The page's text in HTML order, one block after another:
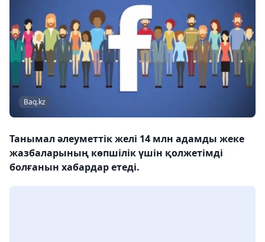
Baq.kz
Танымал әлеуметтік желі 14 млн адамды жеке
жазбаларының көпшілік үшін қолжетімді
болғанын хабардар етеді.